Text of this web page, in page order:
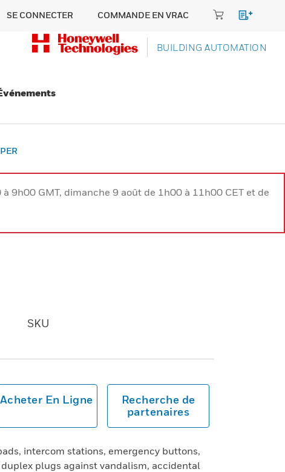
SE CONNECTER COMMANDE EN VRAC
BUILDING AUTOMATION
9h00 GMT, dimanche 9 août de 1h00 à 11h00 CET et de
SKU
Acheter En Ligne
Recherche de
partenaires
intercom stations, emergency buttons,
plugs against vandalism, accidental